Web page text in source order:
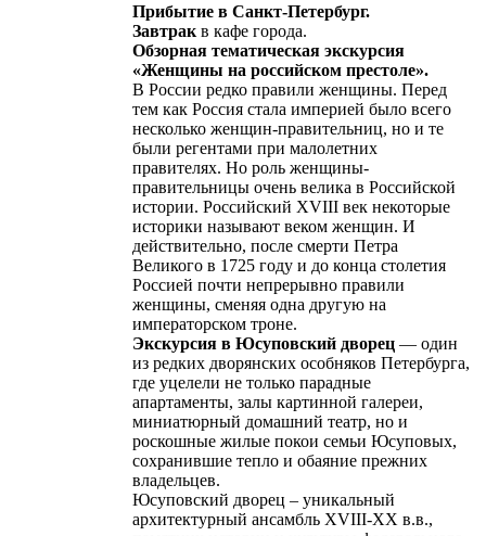
Прибытие в Санкт-Петербург.
Завтрак в кафе города.
Обзорная тематическая экскурсия
«Женщины на российском престоле».
В России ​редко правили женщины. Перед
тем как Россия стала империей было всего
несколько женщин-правительниц, но и те
были регентами при малолетних
правителях. Но роль женщины-
правительницы очень велика в Российской
истории. Российский XVIII век некоторые
историки называют веком женщин. И
действительно, после смерти Петра
Великого в 1725 году и до конца столетия
Россией почти непрерывно правили
женщины, сменяя одна другую на
императорском троне.
Экскурсия в Юсуповский дворец — один
из редких дворянских особняков Петербурга,
где уцелели не только парадные
апартаменты, залы картинной галереи,
миниатюрный домашний театр, но и
роскошные жилые покои семьи Юсуповых,
сохранившие тепло и обаяние прежних
владельцев.
Юсуповский дворец – уникальный
архитектурный ансамбль XVIII-XX в.в.,